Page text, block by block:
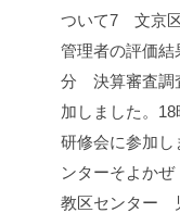
ついて7 文京区
管理者の評価結
分 決算審査調
加しました。
研修会に参加し
ンターそよかぜ
教区センター